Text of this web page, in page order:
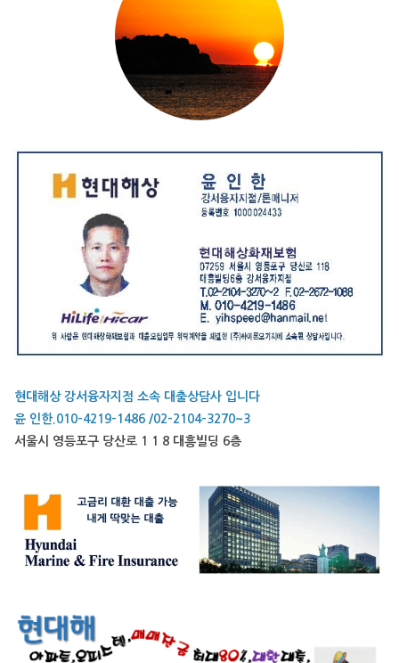
현대해상 강서융자지점 소속 대출상담사 입니다
윤 인한.010-4219-1486 /02-2104-3270~3
서울시 영등포구 당산로 1 1 8 대흥빌딩 6층